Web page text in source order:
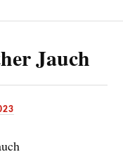
Jauch